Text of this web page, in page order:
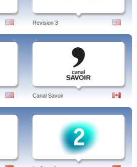
Revision 3
Canal Savoir